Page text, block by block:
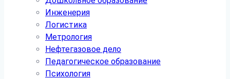
Инженерия
Логистика
Метрология
Нефтегазовое дело
Педагогическое образование
Психология